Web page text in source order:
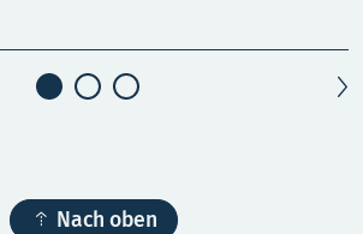
 Nach oben